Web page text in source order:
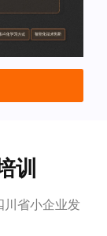
训
川省小企业发